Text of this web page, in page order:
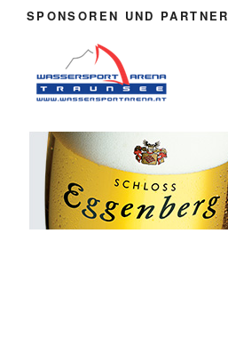
SPONSOREN UND PARTNER